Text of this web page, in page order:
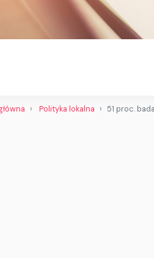
Polityka lokalna 51 proc.